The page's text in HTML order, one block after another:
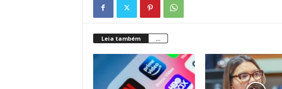
Leia também ...